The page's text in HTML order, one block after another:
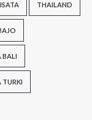
THAILAND
BALI
TURKI